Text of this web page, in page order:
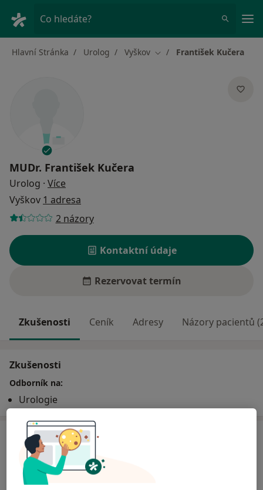
Co hledáte?
Hlavní Stránka Urolog Vyškov Změna města
František Kučera
MUDr. František Kučera
Urolog · Více
Vyškov 1 adresa
2 názory
Kontaktní údaje
Rezervovat termín
Zkušenosti Ceník Adresy Názory pacientů
Zkušenosti
Odborník na:
Urologie
Ceník
Informace o službách a cenách nejsou k dispozici
Tento specialista ještě nepřidával žádné informace o